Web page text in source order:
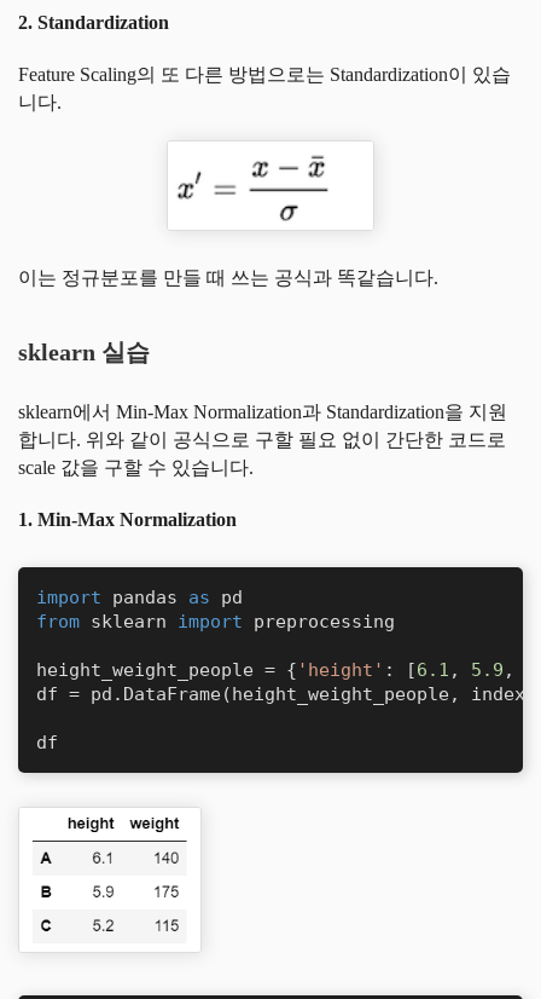
2. Standardization
Feature Scaling의 또 다른 방법으로는 Standardization이 있습
니다.
이는 정규분포를 만들 때 쓰는 공식과 똑같습니다.
sklearn 실습
sklearn에서 Min-Max Normalization과 Standardization을 지원
합니다. 위와 같이 공식으로 구할 필요 없이 간단한 코드로
scale 값을 구할 수 있습니다.
1. Min-Max Normalization
import pandas as
from sklearn import preprocessing
height_weight_people = { 'height' : [6.1 , 5.9 ,
df = pd.DataFrame(height_weight_people,
df